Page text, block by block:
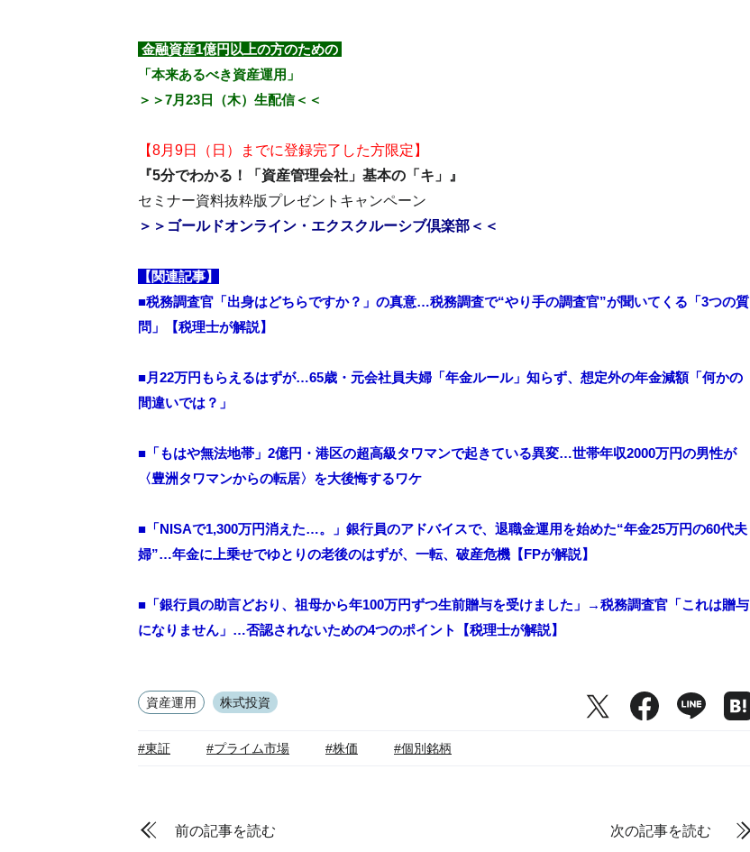
金融資産1億円以上の方のための
「本来あるべき資産運用」
＞＞7月23日（木）生配信＜＜
【8月9日（日）までに登録完了した方限定】
『5分でわかる！「資産管理会社」基本の「キ」』
セミナー資料抜粋版プレゼントキャンペーン
＞＞ゴールドオンライン・エクスクルーシブ倶楽部＜＜
【関連記事】
■税務調査官「出身はどちらですか？」の真意…税務調査で“やり手の調査官”が聞いてくる「3つの質
問」【税理士が解説】
■月22万円もらえるはずが…65歳・元会社員夫婦「年金ルール」知らず、想定外の年金減額「何かの
間違いでは？」
■「もはや無法地帯」2億円・港区の超高級タワマンで起きている異変…世帯年収2000万円の男性が
〈豊洲タワマンからの転居〉を大後悔するワケ
■「NISAで1,300万円消えた…。」銀行員のアドバイスで、退職金運用を始めた“年金25万円の60代夫
婦”…年金に上乗せでゆとりの老後のはずが、一転、破産危機【FPが解説】
■「銀行員の助言どおり、祖母から年100万円ずつ生前贈与を受けました」→税務調査官「これは贈与
になりません」…否認されないための4つのポイント【税理士が解説】
資産運用 株式投資
#東証 #プライム市場 #株価 #個別銘柄
前の記事を読む 次の記事を読む